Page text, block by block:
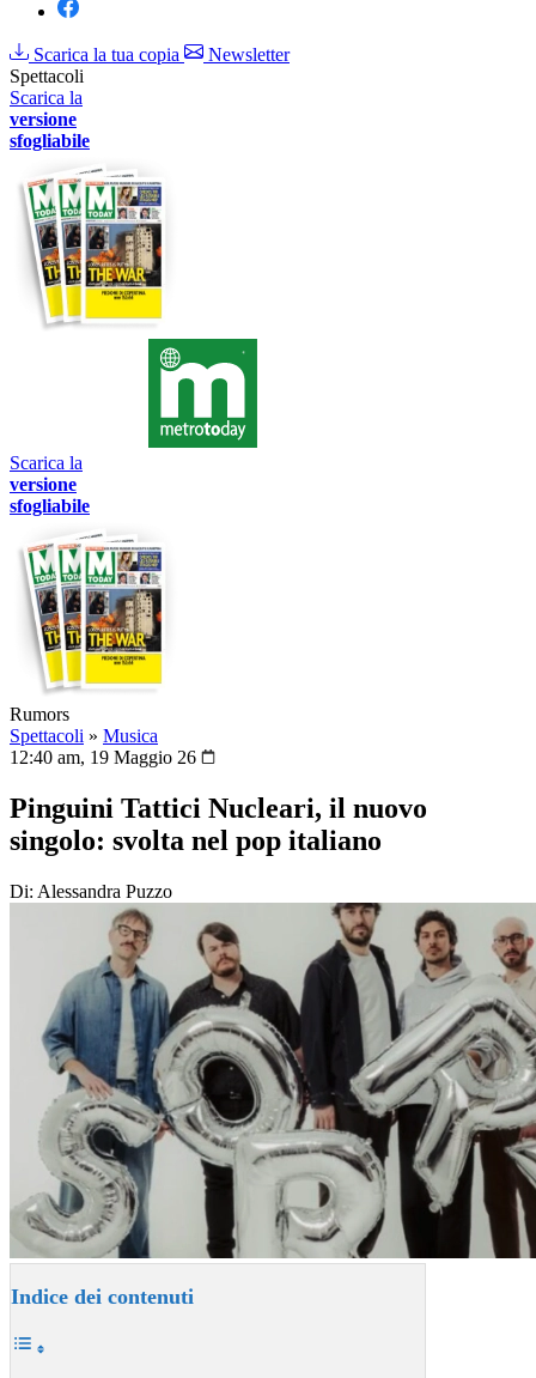
Scarica la tua copia
Newsletter
Spettacoli
Scarica la
versione
sfogliabile
Scarica la
versione
sfogliabile
Rumors
Spettacoli » Musica
12:40 am, 19 Maggio 26
Pinguini Tattici Nucleari, il nuovo
singolo: svolta nel pop italiano
Di: Alessandra Puzzo
Indice dei contenuti